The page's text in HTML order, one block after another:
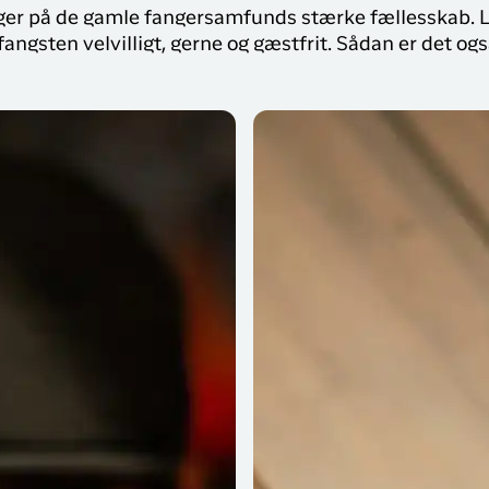
på de gamle fangersamfunds stærke fællesskab.
velvilligt, gerne og gæstfrit. Sådan er det